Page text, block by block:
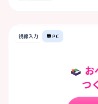
視線入力 PC